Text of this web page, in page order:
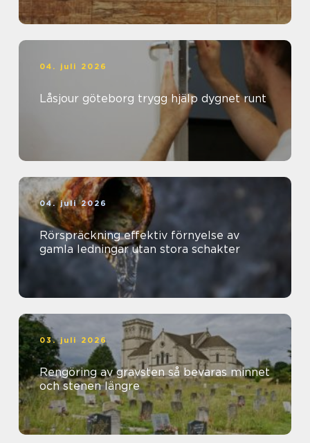
04. juli 2026
Låsjour göteborg trygg hjälp dygnet runt
04. juli 2026
Rörspräckning effektiv förnyelse av
gamla ledningar utan stora schakter
03. juli 2026
Rengöring av gravsten så bevaras minnet
och stenen längre